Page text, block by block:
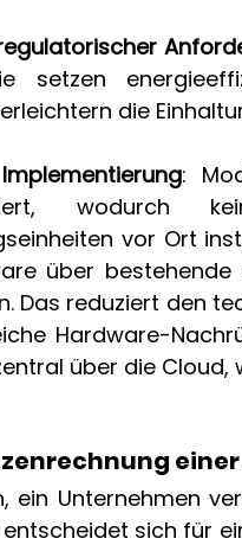
setzen
die
:
wodurch
vor Ort
über bestehende
Das reduziert den
Hardware-
über die
einer
ein Unternehmen
entscheidet sich für